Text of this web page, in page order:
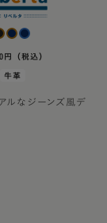
円（税込）
牛革
ルなジーンズ風デ